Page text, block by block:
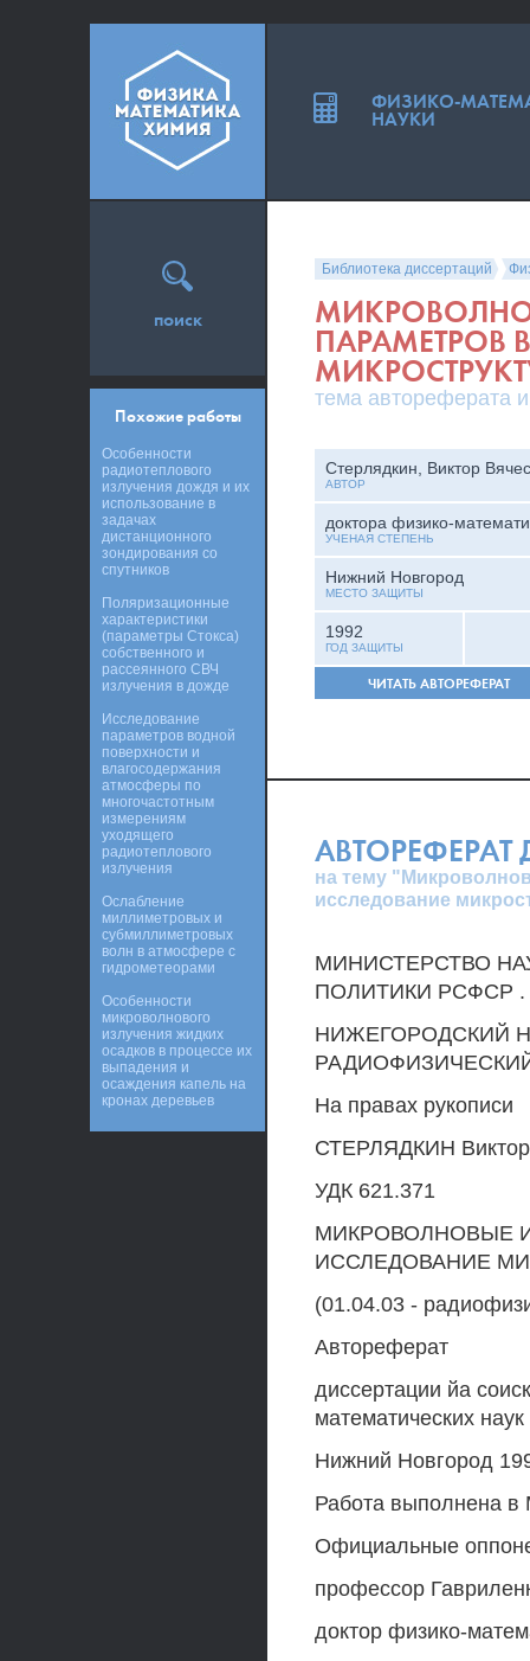
Библиотека диссертаций
ПАРАМЕТРОВ
тема автореферата
Стерлядкин, Виктор
АВТОР
доктора физико-
УЧЕНАЯ СТЕПЕНЬ
Нижний Новгород
МЕСТО ЗАЩИТЫ
1992
ГОД ЗАЩИТЫ
ЧИТАТЬ АВТОРЕФЕРАТ
АВТОРЕФЕРАТ
на тему
исследование
МИНИСТЕРСТВО
ПОЛИТИКИ РСФСР .
НИЖЕГОРОДСКИЙ
На правах рукописи
СТЕРЛЯДКИН Виктор
УДК 621.371
МИКРОВОЛНОВЫЕ
ИССЛЕДОВАНИЕ
(01.04.03 -
Автореферат
диссертации йа
математических наук
Нижний Новгород
Работа выполнена в
Официальные
профессор
доктор физико-
поиск
Похожие работы
Особенности
радиотеплового
излучения дождя и их
использование в
задачах
дистанционного
зондирования со
спутников
Поляризационные
характеристики
(параметры Стокса)
собственного и
рассеянного СВЧ
излучения в дожде
Исследование
параметров водной
поверхности и
влагосодержания
атмосферы по
многочастотным
измерениям
уходящего
радиотеплового
излучения
Ослабление
миллиметровых и
субмиллиметровых
волн в атмосфере с
гидрометеорами
Особенности
микроволнового
излучения жидких
осадков в процессе их
выпадения и
осаждения капель на
кронах деревьев
ФИЗИКО-
НАУКИ